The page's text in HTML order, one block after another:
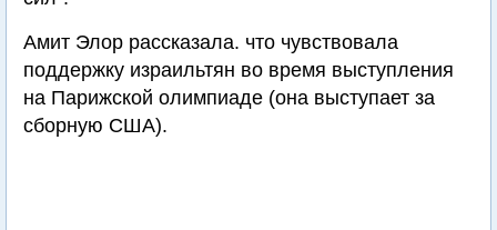
Амит Элор рассказала. что чувствовала
поддержку израильтян во время выступления
на Парижской олимпиаде (она выступает за
сборную США).